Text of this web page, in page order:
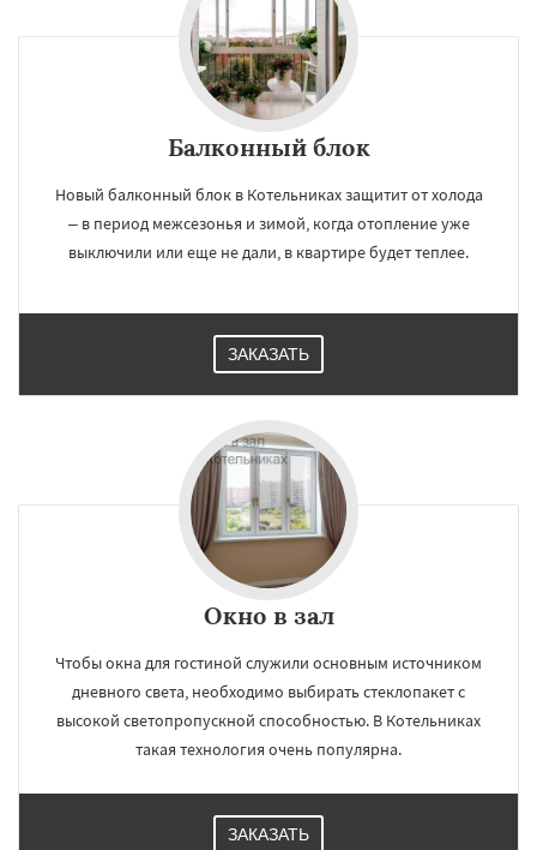
регионам
Красногорск
Краснознаменск
Ликино-Дулево
Лосино-Петровский Луховицы
Можайск Мытищи
Наро-Фоминск
Ногинск Одинцово
Орехово-Зуево
Павловский Посад Пересвет Подольск
Протвино
Пушкино Пущино Раменское
Рошаль Рузф Сергиев Посад
Ступино Талдом Фрязино Химки
Черноголовка Чехов
Балконный блок
Новый балконный блок в Котельниках защитит от холода
– в период межсезонья и зимой, когда отопление уже
выключили или еще не дали, в квартире будет теплее.
ЗАКАЗАТЬ
Окно в зал
Чтобы окна для гостиной служили основным источником
дневного света, необходимо выбирать стеклопакет с
высокой светопропускной способностью. В Котельниках
такая технология очень популярна.
ЗАКАЗАТЬ
УЗНАТЬ ПОДРОБНЕЕ
Даю согласие на обработку персональных данных